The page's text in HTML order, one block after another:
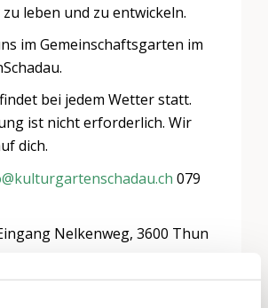
leben und zu entwickeln.
im Gemeinschaftsgarten im
bei jedem Wetter statt.
ist nicht erforderlich. Wir
dich.
079
Nelkenweg, 3600 Thun